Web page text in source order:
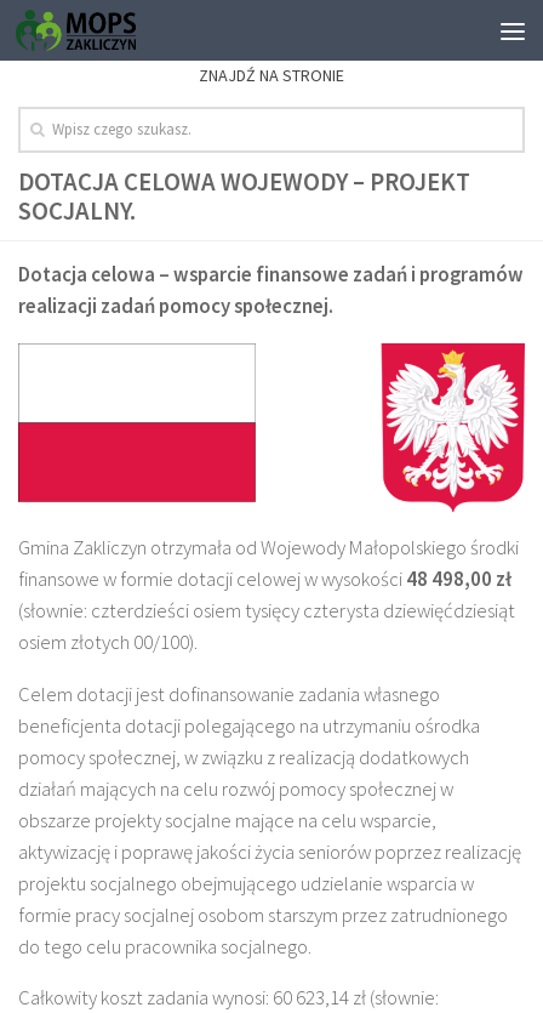
ZNAJDŹ NA STRONIE
DOTACJA CELOWA WOJEWODY – PROJEKT
SOCJALNY.
Dotacja celowa – wsparcie finansowe zadań i programów
realizacji zadań pomocy społecznej.
Gmina Zakliczyn otrzymała od Wojewody Małopolskiego środki
finansowe w formie dotacji celowej w wysokości48 498,00 zł
(słownie: czterdzieści osiem tysięcy czterysta dziewięćdziesiąt
osiem złotych 00/100).
Celem dotacji jest dofinansowanie zadania własnego
beneficjenta dotacji polegającego na utrzymaniu ośrodka
pomocy społecznej, w związku z realizacją dodatkowych
działań mających na celu rozwój pomocy społecznej w
obszarze projekty socjalne mające na celu wsparcie,
aktywizację i poprawę jakości życia seniorów poprzez realizację
projektu socjalnego obejmującego udzielanie wsparcia w
formie pracy socjalnej osobom starszym przez zatrudnionego
do tego celu pracownika socjalnego.
Całkowity koszt zadania wynosi: 60 623,14 zł (słownie: